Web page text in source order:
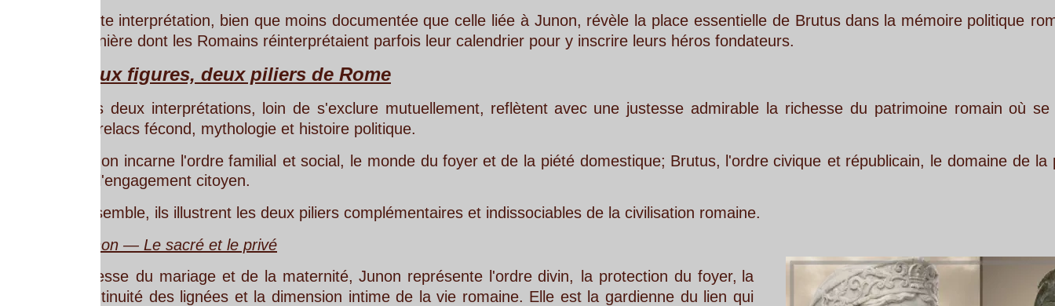
interprétation, bien que moins documentée que celle liée à Junon, révèle la place essentielle de Brutus dans la mémoire politique romaine et illustre
dont les Romains réinterprétaient parfois leur calendrier pour y inscrire leurs héros fondateurs.
figures, deux piliers de Rome
interprétations, loin de s'exclure mutuellement, reflètent avec une justesse admirable la richesse du patrimoine romain où se mêlent, dans
fécond, mythologie et histoire politique.
l'ordre familial et social, le monde du foyer et de la piété domestique; Brutus, l'ordre civique et républicain, le domaine de la place publique
citoyen.
ils illustrent les deux piliers complémentaires et indissociables de la civilisation romaine.
— Le sacré et le privé
mariage et de la maternité, Junon représente l'ordre divin, la protection du foyer, la
lignées et la dimension intime de la vie romaine. Elle est la gardienne du lien qui